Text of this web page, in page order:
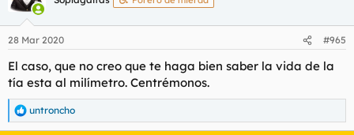
i
e
:
28 Mar 2020 #965
El caso, que no creo que te haga bien saber la vida de la
tía esta al milímetro. Centrémonos.
R
e
untroncho